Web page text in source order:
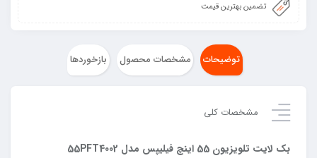
تضمین بهترین قیمت
توضیحات مشخصات محصول بازخوردها
مشخصات کلی
بک لایت تلویزیون 55 اینچ فیلیپس مدل 55PFT4002